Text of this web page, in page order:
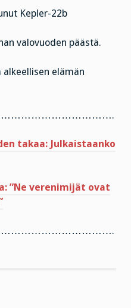
Kepler-22b
valovuoden päästä.
alkeellisen elämän
takaa: Julkaistaanko
”Ne verenimijät ovat